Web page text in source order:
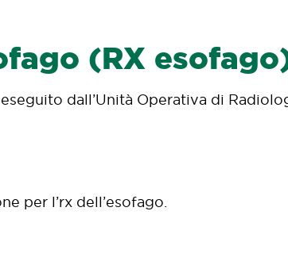
(RX
dall’Unità Operativa di
per l’rx dell’esofago.